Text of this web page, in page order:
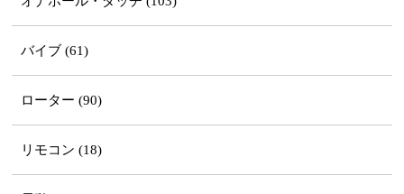
バイブ (61)
ローター (90)
リモコン (18)